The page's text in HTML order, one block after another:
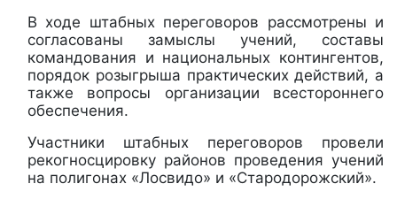
В ходе штабных переговоров рассмотрены и
согласованы замыслы учений, составы
командования и национальных контингентов,
порядок розыгрыша практических действий, а
также вопросы организации всестороннего
обеспечения.
Участники штабных переговоров провели
рекогносцировку районов проведения учений
на полигонах «Лосвидо» и «Стародорожский».